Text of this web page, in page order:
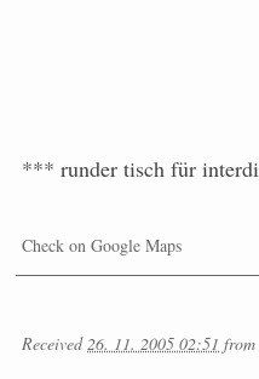
*** runder tisch für
Check on Google Maps
Received26. 11. 2005 02:51 from